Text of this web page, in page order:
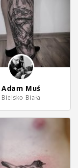
Adam Muś
Bielsko-Biała